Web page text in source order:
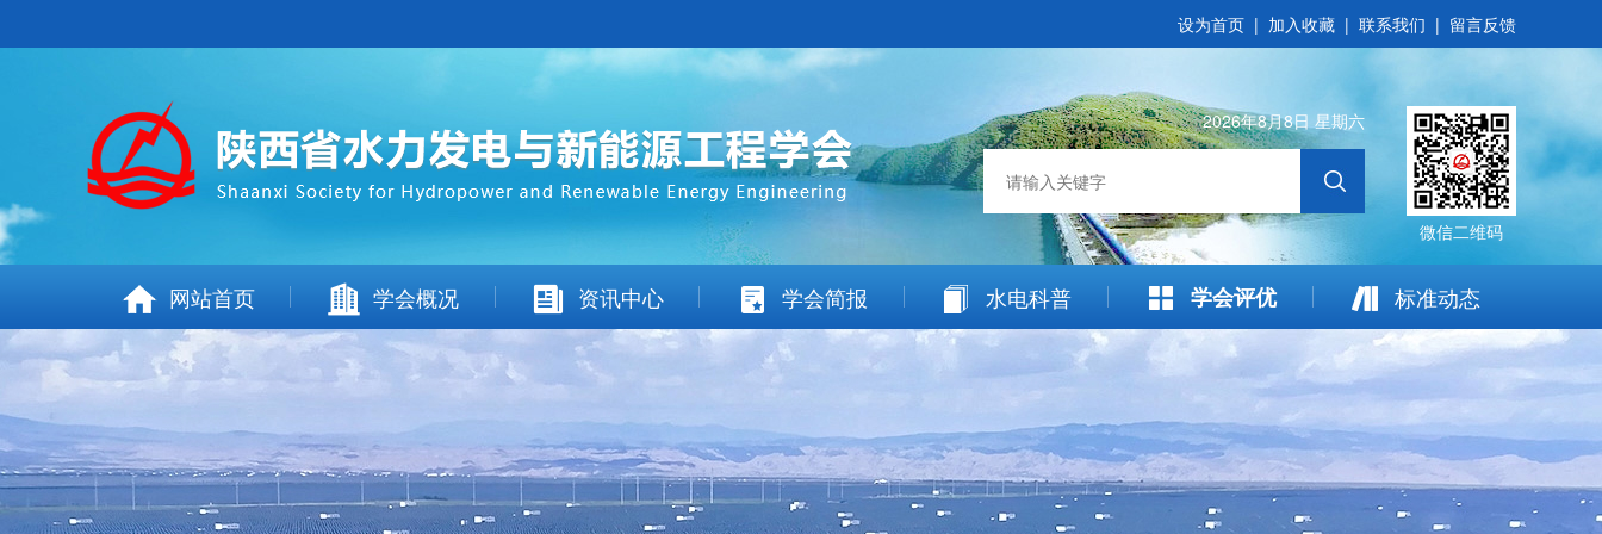
设为首页 | 加入收藏 | 联系我们 | 留言反馈
微信二维码
2026年8月8日 星期六
网站首页 学会概况 资讯中心 学会简报 水电科普 学会评优 标准动态